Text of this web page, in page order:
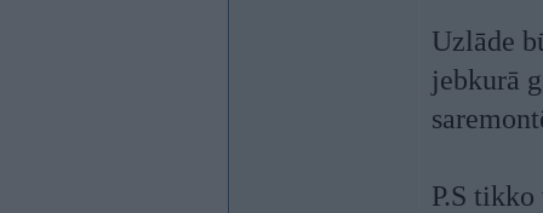
Uzlāde
jebkurā
P.S